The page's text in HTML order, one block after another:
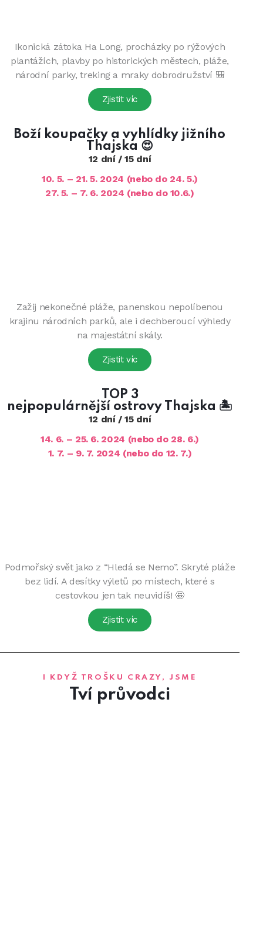
Ikonická zátoka Ha Long, procházky po rýžových
plantážích, plavby po historických městech, pláže,
národní parky, treking a mraky dobrodružství 🎒
Zjistit víc
Boží koupačky a vyhlídky jižního
Thajska 😍
12 dní / 15 dní
10. 5. – 21. 5. 2024 (nebo do 24. 5.)
27. 5. – 7. 6. 2024 (nebo do 10.6.)
Zažij nekonečné pláže, panenskou nepolíbenou
krajinu národních parků, ale i dechberoucí výhledy
na majestátní skály.
Zjistit víc
TOP 3
nejpopulárnější ostrovy Thajska 🏝️
12 dní / 15 dní
14. 6. – 25. 6. 2024 (nebo do 28. 6.)
1. 7. – 9. 7. 2024 (nebo do 12. 7.)
Podmořský svět jako z “Hledá se Nemo”. Skryté pláže
bez lidí. A desítky výletů po místech, které s
cestovkou jen tak neuvidíš! 🤩
Zjistit víc
I KDYŽ TROŠKU CRAZY, JSME
Tví průvodci